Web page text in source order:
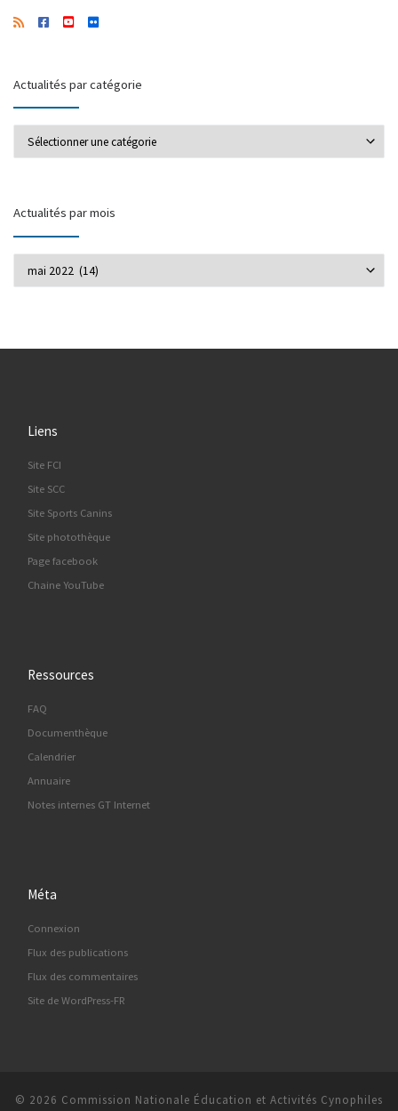
Actualités par catégorie
Actualités par mois
Liens
Site FCI
Site SCC
Site Sports Canins
Site photothèque
Page facebook
Chaine YouTube
Ressources
FAQ
Documenthèque
Calendrier
Annuaire
Notes internes GT Internet
Méta
Connexion
Flux des publications
Flux des commentaires
Site de WordPress-FR
© 2026 Commission Nationale Éducation et Activités Cynophiles